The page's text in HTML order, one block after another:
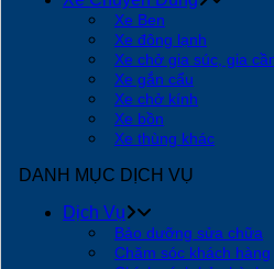
Xe Ben
Xe đông lạnh
Xe chở gia súc, gia
Xe gắn cẩu
Xe chở kính
Xe bồn
Xe thùng khác
DANH MỤC DỊCH VỤ
Dịch Vụ
Bảo dưỡng sửa chữa
Chăm sóc khách hàng